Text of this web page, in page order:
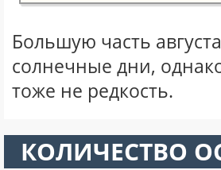
Большую часть
солнечные дни,
тоже не редкость.
КОЛИЧЕСТВО